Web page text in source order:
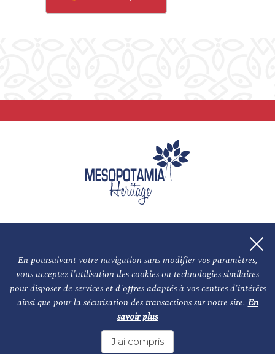
En poursuivant votre navigation sans modifier vos paramètres,
vous acceptez l'utilisation des cookies ou technologies similaires
pour disposer de services et d'offres adaptés à vos centres d'intérêts
ainsi que pour la sécurisation des transactions sur notre site.En
savoir plus
J'ai compris
L'association NOS PARTENAIRES
Le conseil scientifique et nos experts Les auteurs
Mentions légales Nous contacter